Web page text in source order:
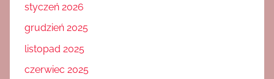
styczeń 2026
grudzień 2025
listopad 2025
czerwiec 2025